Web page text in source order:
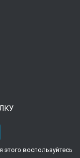
воспользуйтесь